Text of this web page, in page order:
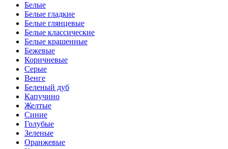
Белые
Белые гладкие
Белые глянцевые
Белые классические
Белые крашенные
Бежевые
Коричневые
Серые
Венге
Беленый дуб
Капучино
Желтые
Синие
Голубые
Зеленые
Оранжевые